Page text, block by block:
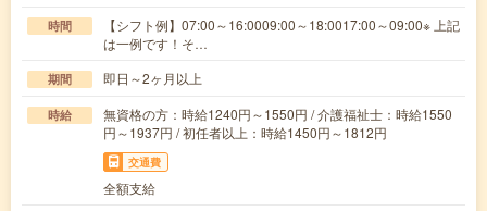
時間
【シフト例】07:00～16:0009:00～18:0017:00～09:00※ 上記
は一例です！そ…
期間 即日～2ヶ月以上
時給
無資格の方：時給1240円～1550円 / 介護福祉士：時給1550
円～1937円 / 初任者以上：時給1450円～1812円
交通費
全額支給